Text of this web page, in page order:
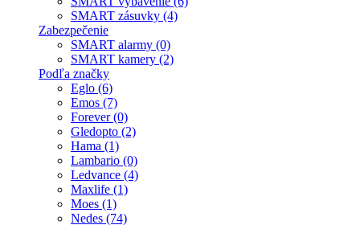
SMART zásuvky (4)
Zabezpečenie
SMART alarmy (0)
SMART kamery (2)
Podľa značky
Eglo (6)
Emos (7)
Forever (0)
Gledopto (2)
Hama (1)
Lambario (0)
Ledvance (4)
Maxlife (1)
Moes (1)
Nedes (74)